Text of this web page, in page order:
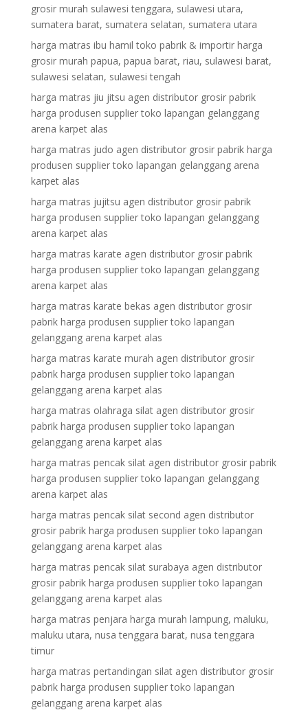
grosir murah sulawesi tenggara, sulawesi utara,
sumatera barat, sumatera selatan, sumatera utara
harga matras ibu hamil toko pabrik & importir harga
grosir murah papua, papua barat, riau, sulawesi barat,
sulawesi selatan, sulawesi tengah
harga matras jiu jitsu agen distributor grosir pabrik
harga produsen supplier toko lapangan gelanggang
arena karpet alas
harga matras judo agen distributor grosir pabrik harga
produsen supplier toko lapangan gelanggang arena
karpet alas
harga matras jujitsu agen distributor grosir pabrik
harga produsen supplier toko lapangan gelanggang
arena karpet alas
harga matras karate agen distributor grosir pabrik
harga produsen supplier toko lapangan gelanggang
arena karpet alas
harga matras karate bekas agen distributor grosir
pabrik harga produsen supplier toko lapangan
gelanggang arena karpet alas
harga matras karate murah agen distributor grosir
pabrik harga produsen supplier toko lapangan
gelanggang arena karpet alas
harga matras olahraga silat agen distributor grosir
pabrik harga produsen supplier toko lapangan
gelanggang arena karpet alas
harga matras pencak silat agen distributor grosir pabrik
harga produsen supplier toko lapangan gelanggang
arena karpet alas
harga matras pencak silat second agen distributor
grosir pabrik harga produsen supplier toko lapangan
gelanggang arena karpet alas
harga matras pencak silat surabaya agen distributor
grosir pabrik harga produsen supplier toko lapangan
gelanggang arena karpet alas
harga matras penjara harga murah lampung, maluku,
maluku utara, nusa tenggara barat, nusa tenggara
timur
harga matras pertandingan silat agen distributor grosir
pabrik harga produsen supplier toko lapangan
gelanggang arena karpet alas